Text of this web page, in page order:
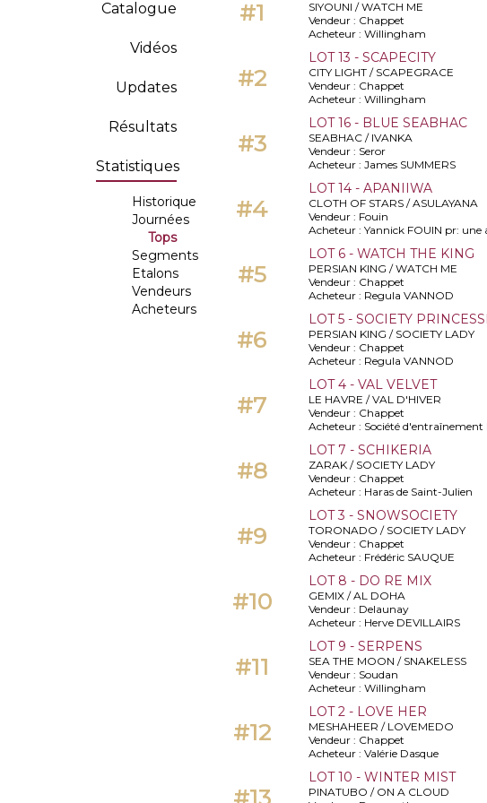
Catalogue
Vidéos
Updates
Résultats
Statistiques
Historique
Journées
Tops
Segments
Etalons
Vendeurs
Acheteurs
#1
SIYOUNI / WATCH ME
Vendeur : Chappet
Acheteur : Willingham
#2
LOT 13 - SCAPECITY
CITY LIGHT / SCAPEGRACE
Vendeur : Chappet
Acheteur : Willingham
#3
LOT 16 - BLUE SEABHAC
SEABHAC / IVANKA
Vendeur : Seror
Acheteur : James SUMMERS
#4
LOT 14 - APANIIWA
CLOTH OF STARS / ASULAYANA
Vendeur : Fouin
Acheteur : Yannick FOUIN pr: une
#5
LOT 6 - WATCH THE KING
PERSIAN KING / WATCH ME
Vendeur : Chappet
Acheteur : Regula VANNOD
#6
LOT 5 - SOCIETY
PERSIAN KING / SOCIETY LADY
Vendeur : Chappet
Acheteur : Regula VANNOD
#7
LOT 4 - VAL VELVET
LE HAVRE / VAL D'HIVER
Vendeur : Chappet
Acheteur : Société d'entraînement
#8
LOT 7 - SCHIKERIA
ZARAK / SOCIETY LADY
Vendeur : Chappet
Acheteur : Haras de Saint-Julien
#9
LOT 3 - SNOWSOCIETY
TORONADO / SOCIETY LADY
Vendeur : Chappet
Acheteur : Frédéric SAUQUE
#10
LOT 8 - DO RE MIX
GEMIX / AL DOHA
Vendeur : Delaunay
Acheteur : Herve DEVILLAIRS
#11
LOT 9 - SERPENS
SEA THE MOON / SNAKELESS
Vendeur : Soudan
Acheteur : Willingham
#12
LOT 2 - LOVE HER
MESHAHEER / LOVEMEDO
Vendeur : Chappet
Acheteur : Valérie Dasque
#13
LOT 10 - WINTER MIST
PINATUBO / ON A CLOUD